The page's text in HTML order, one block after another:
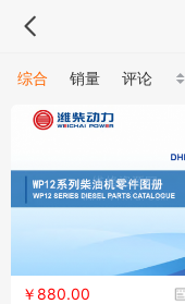
综合 销量 评论
￥880.00